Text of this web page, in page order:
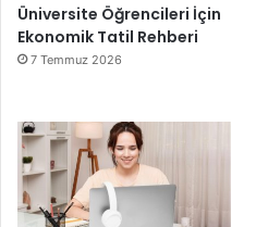
Üniversite Öğrencileri İçin
Ekonomik Tatil Rehberi
7 Temmuz 2026